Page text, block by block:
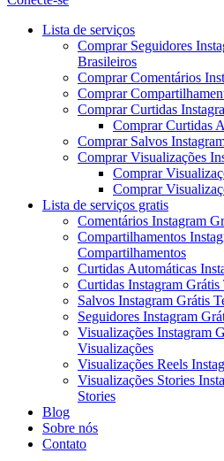
Menu
Lista de serviços
Comprar Seguidores
Brasileiros
Comprar Comentários
Comprar
Comprar Curtidas
Comprar Curtidas
Comprar Salvos
Comprar Visualizações
Comprar
Comprar
Lista de serviços gratis
Comentários Instagram
Compartilhamentos
Compartilhamentos
Curtidas Automáticas
Curtidas Instagram
Salvos Instagram Grátis
Seguidores Instagram
Visualizações Instagram
Visualizações
Visualizações Reels
Visualizações Stories
Stories
Blog
Sobre nós
Contato